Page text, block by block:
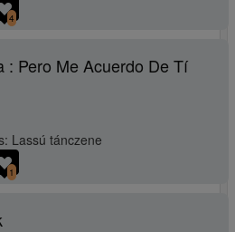
4
: Pero Me Acuerdo De Tí
Lassú tánczene
1